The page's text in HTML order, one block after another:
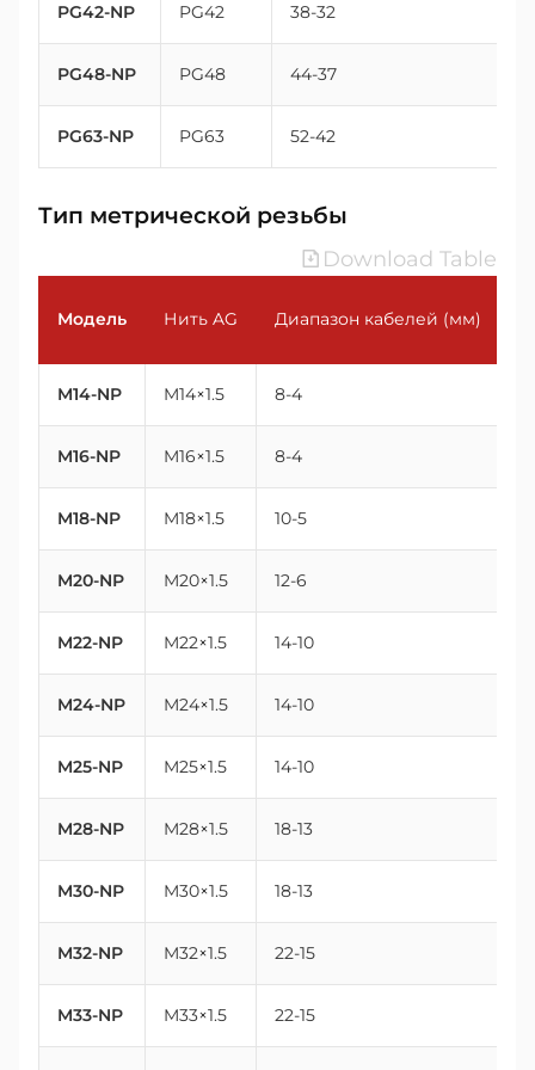
PG42-NP PG42 38-32
PG48-NP PG48 44-37
PG63-NP PG63 52-42
Тип метрической резьбы
Download Table
Модель Нить AG Диапазон кабелей (мм)
M14-NP M14×1.5 8-4
M16-NP M16×1.5 8-4
M18-NP M18×1.5 10-5
M20-NP M20×1.5 12-6
M22-NP M22×1.5 14-10
M24-NP M24×1.5 14-10
M25-NP M25×1.5 14-10
M28-NP M28×1.5 18-13
M30-NP M30×1.5 18-13
M32-NP M32×1.5 22-15
M33-NP M33×1.5 22-15